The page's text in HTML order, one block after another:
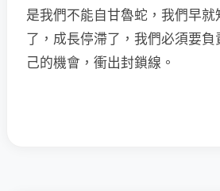
是我們不能自甘魯蛇，我們早
了，成長停滯了，我們必須要
己的機會，衝出封鎖線。